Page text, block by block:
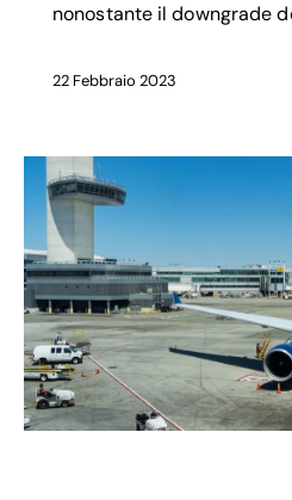
nonostante il downgrade
22 Febbraio 2023